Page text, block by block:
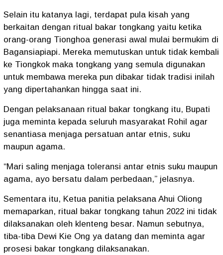
Selain itu katanya lagi, terdapat pula kisah yang
berkaitan dengan ritual bakar tongkang yaitu ketika
orang-orang Tionghoa generasi awal mulai bermukim di
Bagansiapiapi. Mereka memutuskan untuk tidak kembali
ke Tiongkok maka tongkang yang semula digunakan
untuk membawa mereka pun dibakar tidak tradisi inilah
yang dipertahankan hingga saat ini.
Dengan pelaksanaan ritual bakar tongkang itu, Bupati
juga meminta kepada seluruh masyarakat Rohil agar
senantiasa menjaga persatuan antar etnis, suku
maupun agama.
“Mari saling menjaga toleransi antar etnis suku maupun
agama, ayo bersatu dalam perbedaan,” jelasnya.
Sementara itu, Ketua panitia pelaksana Ahui Oliong
memaparkan, ritual bakar tongkang tahun 2022 ini tidak
dilaksanakan oleh klenteng besar. Namun sebutnya,
tiba-tiba Dewi Kie Ong ya datang dan meminta agar
prosesi bakar tongkang dilaksanakan.